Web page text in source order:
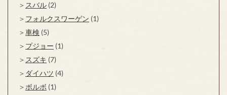
スバル (2)
フォルクスワーゲン (1)
車検 (5)
プジョー (1)
スズキ (7)
ダイハツ (4)
ボルボ (1)